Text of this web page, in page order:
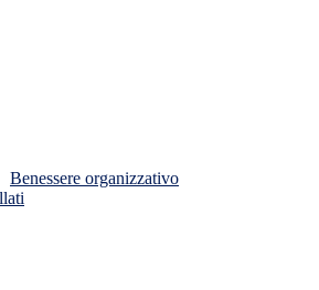
Benessere organizzativo